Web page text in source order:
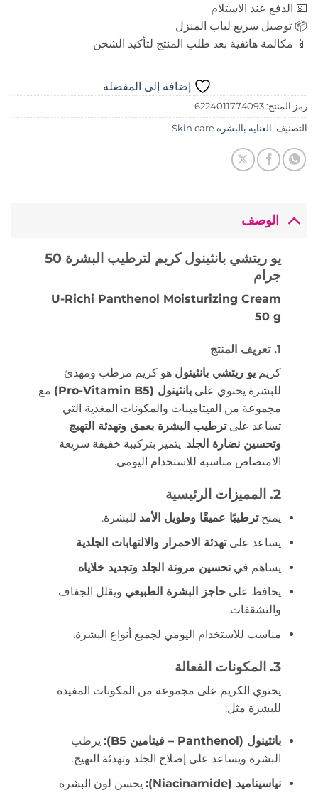
💵 الدفع عند الاستلام
📦 توصيل سريع لباب المنزل
📱 مكالمة هاتفية بعد طلب المنتج لتأكيد الشحن
إضافة إلى المفضلة
رمز المنتج: 6224011774093
التصنيف: العنايه بالبشره Skin care
الوصف
يو ريتشي بانثينول كريم لترطيب البشرة 50
جرام
U-Richi Panthenol Moisturizing Cream
50 g
1. تعريف المنتج
كريم يو ريتشي بانثينول هو كريم مرطب ومهدئ
للبشرة يحتوي على بانثينول (Pro-Vitamin B5)
مع
مجموعة من الفيتامينات والمكونات المغذية التي
تساعد علىترطيب البشرة بعمق وتهدئة التهيج
وتحسين نضارة الجلد. يتميز بتركيبة خفيفة سريعة
الامتصاص مناسبة للاستخدام اليومي.
2. المميزات الرئيسية
يمنحترطيبًا عميقًا وطويل الأمد للبشرة.
يساعد علىتهدئة الاحمرار والالتهابات الجلدية.
يساهم فيتحسين مرونة الجلد وتجديد خلاياه.
يحافظ على حاجز البشرة الطبيعي ويقلل الجفاف
والتشققات.
مناسب للاستخدام اليومي لجميع أنواع البشرة.
3. المكونات الفعالة
يحتوي الكريم على مجموعة من المكونات المفيدة
للبشرة مثل:
بانثينول (Panthenol – فيتامين B5):
يرطب
البشرة ويساعد على إصلاح الجلد وتهدئة التهيج.
نياسيناميد (Niacinamide):
يحسن لون البشرة